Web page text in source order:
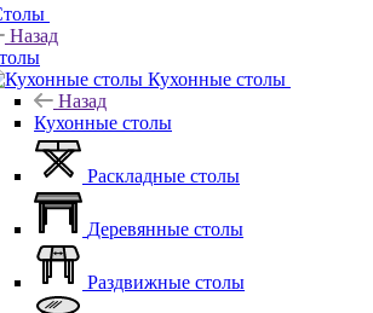
Назад
Кухонные столы
Назад
Кухонные столы
Раскладные столы
Деревянные столы
Раздвижные столы